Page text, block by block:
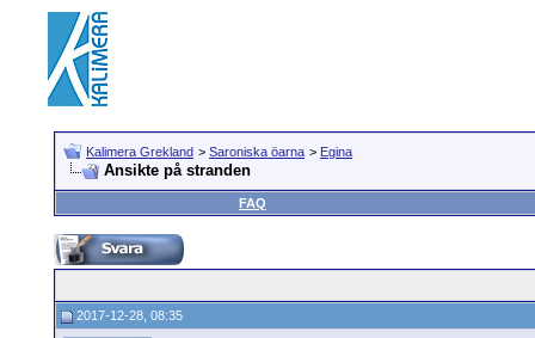
Kalimera Grekland > Saroniska öarna > Egina
Ansikte på stranden
FAQ
2017-12-28, 08:35